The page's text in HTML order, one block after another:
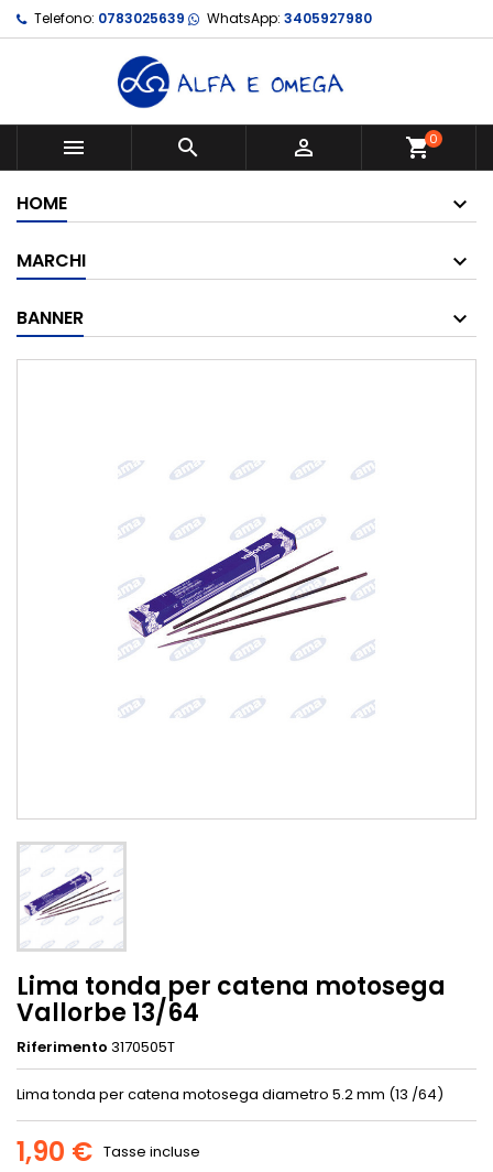
Telefono: 0783025639 WhatsApp: 3405927980
   shopping_cart0
HOME
MARCHI
BANNER
Lima tonda per catena motosega
Vallorbe 13/64
Riferimento 3170505T
Lima tonda per catena motosega diametro 5.2 mm (13 /64)
1,90 € Tasse incluse